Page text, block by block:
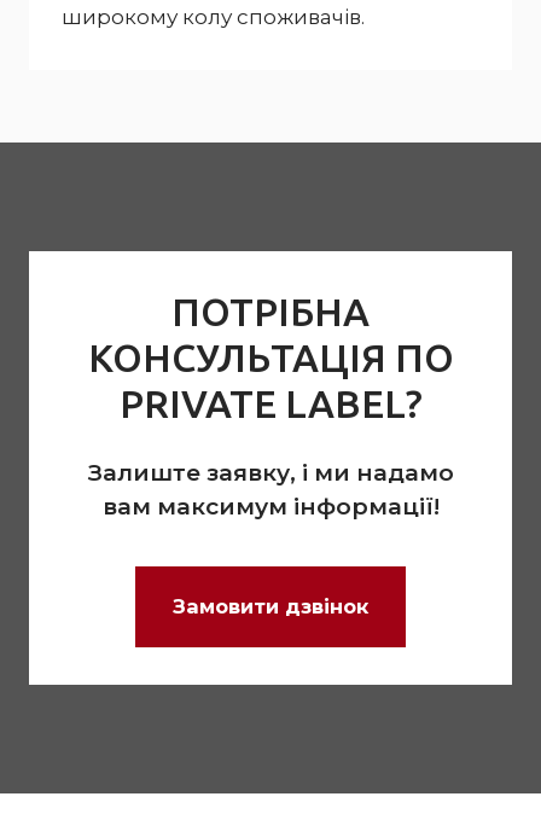
широкому колу споживачів.
ПОТРІБНА
КОНСУЛЬТАЦІЯ ПО
PRIVATE LABEL?
Залиште заявку, і ми надамо
вам максимум інформації!
Замовити дзвінок